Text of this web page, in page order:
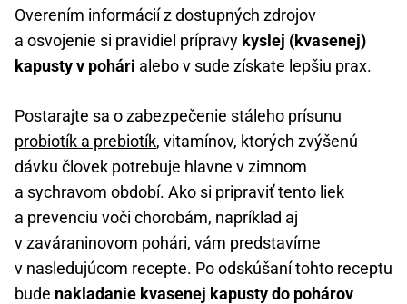
Overením informácií z dostupných zdrojov
a osvojenie si pravidiel prípravy kyslej (kvasenej)
kapusty v pohári alebo v sude získate lepšiu prax.
Postarajte sa o zabezpečenie stáleho prísunu
probiotík a prebiotík, vitamínov, ktorých zvýšenú
dávku človek potrebuje hlavne v zimnom
a sychravom období. Ako si pripraviť tento liek
a prevenciu voči chorobám, napríklad aj
v zaváraninovom pohári, vám predstavíme
v nasledujúcom recepte. Po odskúšaní tohto receptu
bude nakladanie kvasenej kapusty do pohárov